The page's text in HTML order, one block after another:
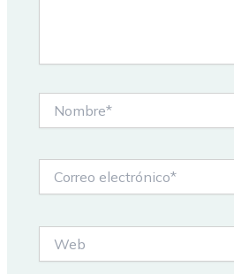
electrónico*